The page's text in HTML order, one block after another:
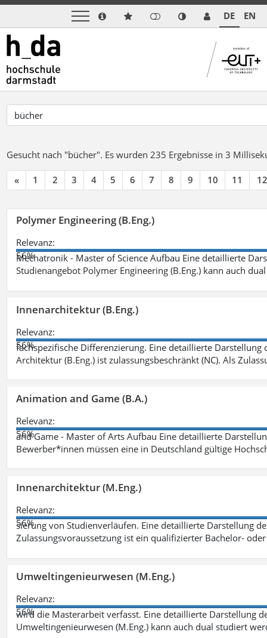
DE EN
Gesucht nach "bücher". Es wurden 235 Ergebnisse in 3
« 1 2 3 4 5 6 7 8 9 10 11 12
Polymer Engineering (B.Eng.)
Relevanz:
56%
Mechatronik - Master of Science Aufbau Eine detaillierte
Studienangebot Polymer Engineering (B.Eng.) kann auch
Innenarchitektur (B.Eng.)
Relevanz:
56%
fachspezifische Differenzierung. Eine detaillierte
Architektur (B.Eng.) ist zulassungsbeschränkt (NC). Als
Animation and Game (B.A.)
Relevanz:
56%
and Game - Master of Arts Aufbau Eine detaillierte
Bewerber*innen müssen eine in Deutschland gültige
Innenarchitektur (M.Eng.)
Relevanz:
56%
sierung von Studienverläufen. Eine detaillierte Darstellung
Zulassungsvoraussetzung ist ein qualifizierter Bachelor-
Umweltingenieurwesen (M.Eng.)
Relevanz:
56%
wird die Masterarbeit verfasst. Eine detaillierte Darstellung
Umweltingenieurwesen (M.Eng.) kann auch dual studiert